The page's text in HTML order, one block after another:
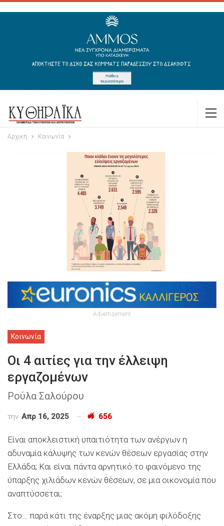
Αρχική Κοινωνία
Advertisement
Κοινωνία
Οι 4 αιτίες για την έλλειψη
εργαζομένων
Ρούλα Σαλούρου
την Απρ 16, 2025 656
Είναι αποκλειστική υπαιτιότητα των ανέργων η
αδυναμία κάλυψης των κενών θέσεων εργασίας στην
Ελλάδα; Και είναι πάντα αρνητικό το φαινόμενο της
ύπαρξης χιλιάδων κενών θέσεων, σε μια οικονομία που
αναπτύσσεται;
Στο… παρά κάτι της έναρξης μιας ακόμη φιλόδοξης